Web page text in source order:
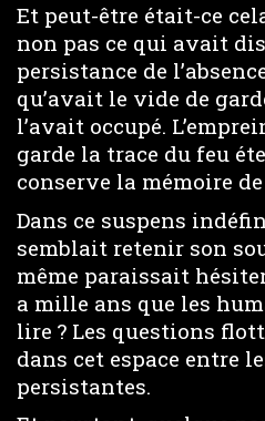
Et peut-être était-ce
non pas ce qui avait
persistance de
qu’avait le vide de
l’avait occupé.
garde la trace du feu
conserve la mémoire
Dans ce suspens
semblait retenir son
même paraissait
a mille ans que les
lire ? Les questions
dans cet espace entre
persistantes.